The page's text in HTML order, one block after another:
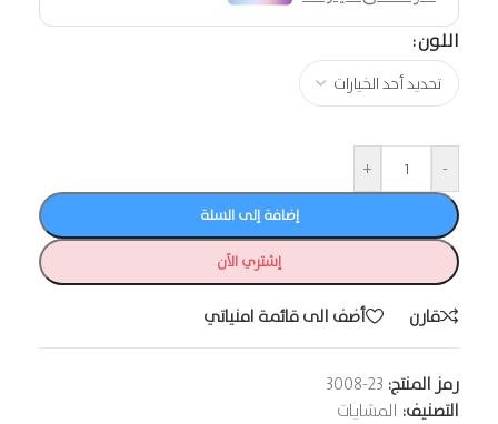
اللون
-
+
إضافة إلى السلة
إشتري الآن
قارن أضف الى قائمة امنياتي
رمز المنتج: 23-3008
التصنيف: المشايات